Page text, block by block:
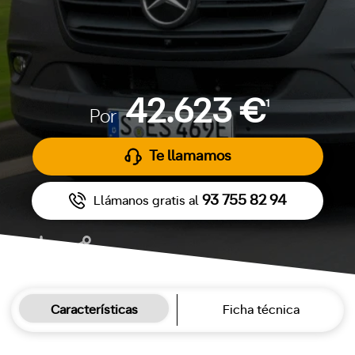
Por42.623 €1
Te llamamos
Llámanos gratis al 93 755 82 94
Características Ficha técnica